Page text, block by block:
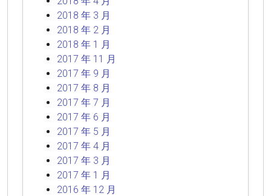
2018 年 3 月
2018 年 2 月
2018 年 1 月
2017 年 11 月
2017 年 9 月
2017 年 8 月
2017 年 7 月
2017 年 6 月
2017 年 5 月
2017 年 4 月
2017 年 3 月
2017 年 1 月
2016 年 12 月